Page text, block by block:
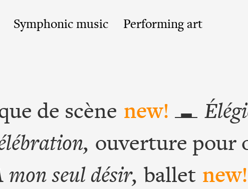
Symphonic music Performing art
de scène new!
ouverture pour
mon seul désir, ballet new!